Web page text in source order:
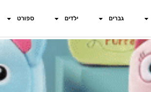
גברים ילדים ספורט